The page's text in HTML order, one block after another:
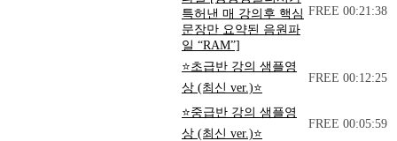
특허낸 매 강의후 핵심
문장만 요약된 음원파
일 “RAM”]
FREE 00:21:38
⭐초급반 강의 샘플영
상 (최신 ver.)⭐
FREE 00:12:25
⭐중급반 강의 샘플영
상 (최신 ver.)⭐
FREE 00:05:59